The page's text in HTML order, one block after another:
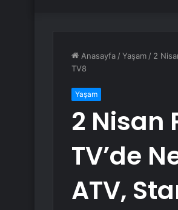
Anasayfa /Yaşam / 2
TV8
Yaşam
2 Nisan
TV’de
ATV,